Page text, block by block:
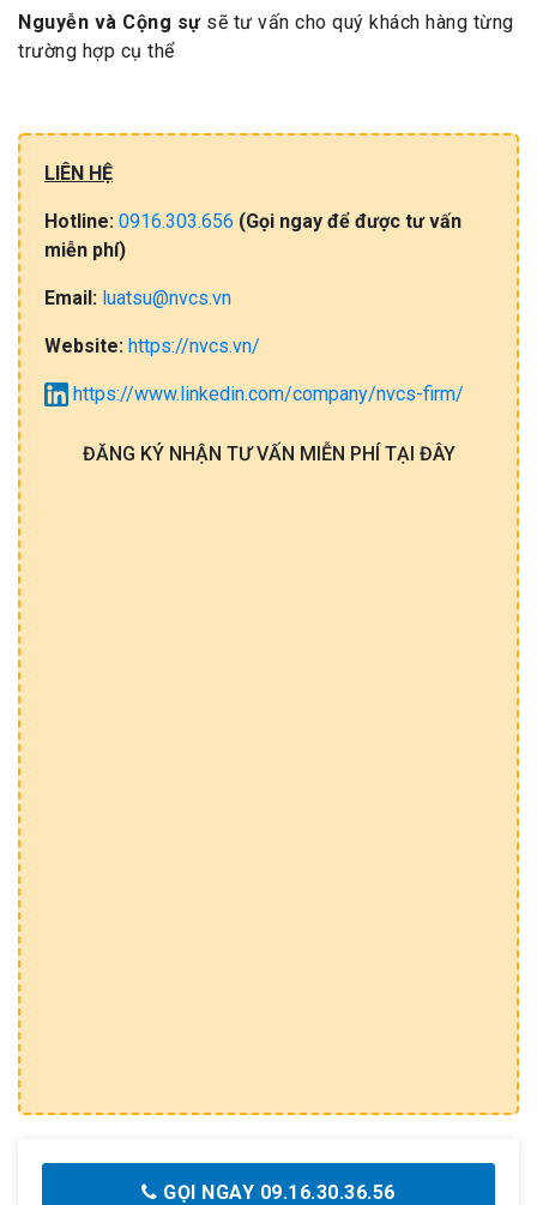
Nguyễn và Cộng sựsẽ tư vấn cho quý khách hàng từng
trường hợp cụ thể
LIÊN HỆ
Hotline: 0916.303.656 (Gọi​ ngay đ​ể​ đ​ư​ợc​ tư​ vấ​n
miễn​ phí)
Email: luatsu@nvcs.vn
Website: https://nvcs.vn/
https://www.linkedin.com/company/nvcs-firm/
ĐĂNG KÝ NHẬN TƯ VẤN MIỄN PHÍ TẠI ĐÂY
GỌI NGAY 09.16.30.36.56